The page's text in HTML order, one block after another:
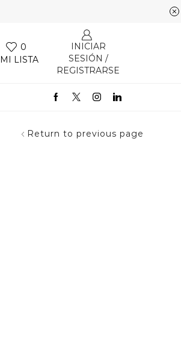
0
MI LISTA
INICIAR
SESIÓN /
REGISTRARSE
Return to previous page